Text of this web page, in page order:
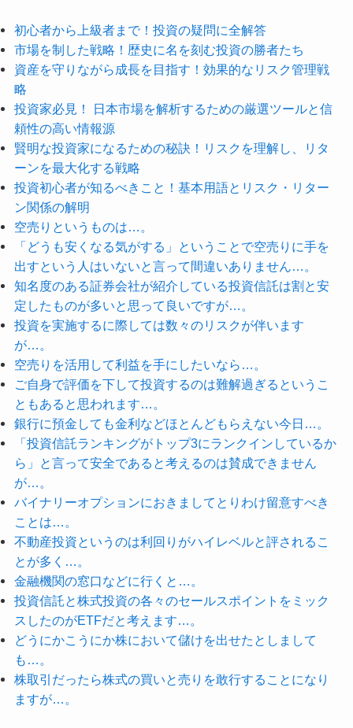
初心者から上級者まで！投資の疑問に全解答
市場を制した戦略！歴史に名を刻む投資の勝者たち
資産を守りながら成長を目指す！効果的なリスク管理戦
略
投資家必見！ 日本市場を解析するための厳選ツールと信
頼性の高い情報源
賢明な投資家になるための秘訣！リスクを理解し、リタ
ーンを最大化する戦略
投資初心者が知るべきこと！基本用語とリスク・リター
ン関係の解明
空売りというものは…。
「どうも安くなる気がする」ということで空売りに手を
出すという人はいないと言って間違いありません…。
知名度のある証券会社が紹介している投資信託は割と安
定したものが多いと思って良いですが…。
投資を実施するに際しては数々のリスクが伴います
が…。
空売りを活用して利益を手にしたいなら…。
ご自身で評価を下して投資するのは難解過ぎるというこ
ともあると思われます…。
銀行に預金しても金利などほとんどもらえない今日…。
「投資信託ランキングがトップ3にランクインしているか
ら」と言って安全であると考えるのは賛成できません
が…。
バイナリーオプションにおきましてとりわけ留意すべき
ことは…。
不動産投資というのは利回りがハイレベルと評されるこ
とが多く…。
金融機関の窓口などに行くと…。
投資信託と株式投資の各々のセールスポイントをミック
スしたのがETFだと考えます…。
どうにかこうにか株において儲けを出せたとしまして
も…。
株取引だったら株式の買いと売りを敢行することになり
ますが…。